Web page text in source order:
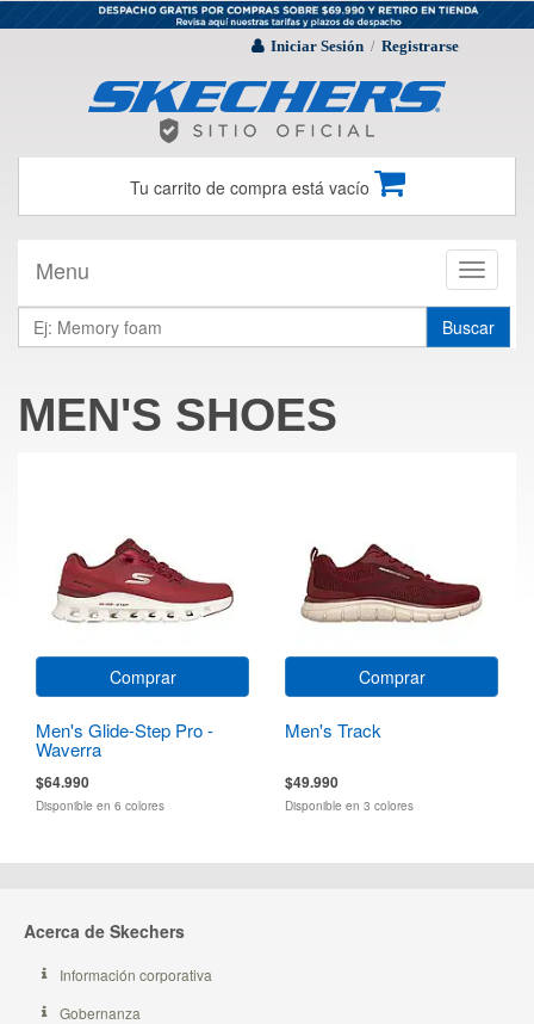
Iniciar Sesión / Registrarse
Tu carrito de compra está vacío
Toggle
Menu
Buscar
MEN'S SHOES
Comprar
Men's Glide-Step Pro -
Waverra
$64.990
Disponible en 6 colores
Comprar
Men's Track
$49.990
Disponible en 3 colores
Acerca de Skechers
Información corporativa
Gobernanza